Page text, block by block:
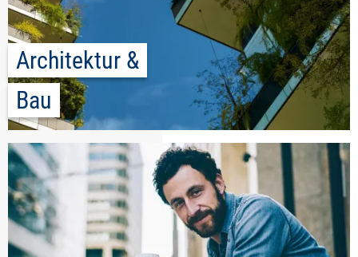
Architektur &
Bau